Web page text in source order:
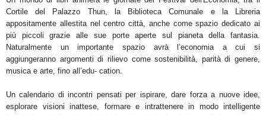
Cortile del Palazzo Thun, la BibliotecaComunale e la Libreria
appositamente allestita nel centro città, anche come spazio dedicato ai
più piccoligrazie alle sue porte aperte sul pianeta della fantasia.
Naturalmente un importante spazio avrà
l’economia a cui si
aggiungeranno argomenti di rilievo come sostenibilità, parità di genere,
musica e arte, fino all’edu- cation.
Un calendario di incontri pensati per ispirare, dare forza a nuove idee,
esplorare visioni inattese, formare e intrattenere in modo intelligente